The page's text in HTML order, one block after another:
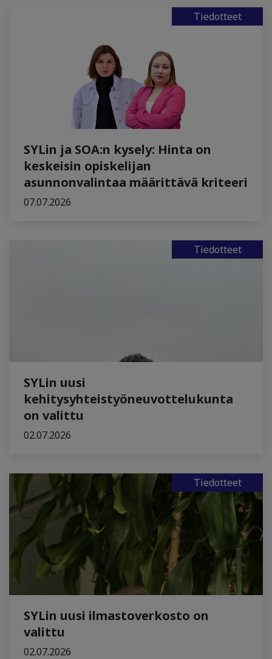
Tiedotteet
SYLin ja SOA:n kysely: Hinta on
keskeisin opiskelijan
asunnonvalintaa määrittävä kriteeri
07.07.2026
Tiedotteet
SYLin uusi
kehitysyhteistyöneuvottelukunta
on valittu
02.07.2026
Tiedotteet
SYLin uusi ilmastoverkosto on
valittu
02.07.2026